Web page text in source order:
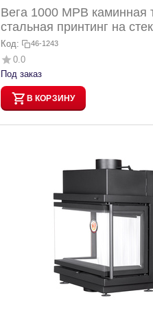
Вега 1000 МРB каминная
стальная принтинг на
подовое горение черный
Код: 46-1243
0.0
Под заказ
В КОРЗИНУ